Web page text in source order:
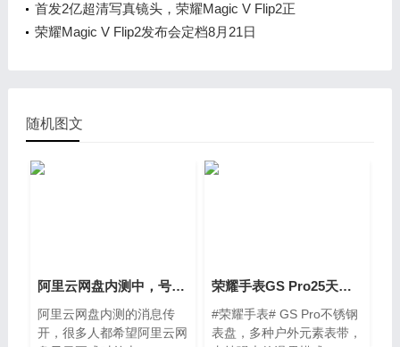
首发2亿超清写真镜头，荣耀Magic V Flip2正
荣耀Magic V Flip2发布会定档8月21日
随机图文
阿里云网盘内测中，号称上下载不限速
阿里云网盘内测的消息传
开，很多人都希望阿里云网
荣耀手表GS Pro25天超长续航，AI气压预警天
#荣耀手表# GS Pro不锈钢
表盘，多种户外元素表带，